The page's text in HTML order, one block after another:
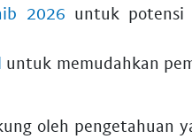
2026 untuk potensi
untuk memudahkan
oleh pengetahuan